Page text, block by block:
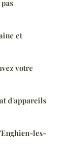
et
votre
d'appareils
les-